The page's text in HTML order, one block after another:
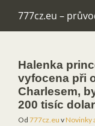
777cz.eu –
Halenka
vyfocena při
Charlesem,
200 tisíc
Od 777cz.eu vNovinky